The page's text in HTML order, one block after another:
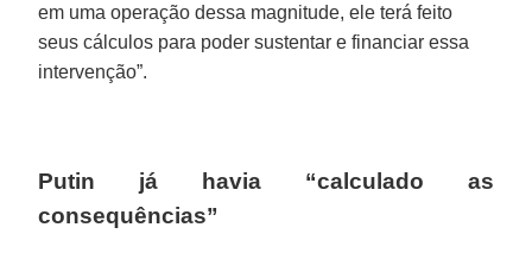
em uma operação dessa magnitude, ele terá feito
seus cálculos para poder sustentar e financiar essa
intervenção”.
Putin já havia “calculado as
consequências”